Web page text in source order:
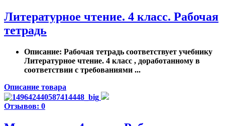
Литературное чтение. 4 класс. Рабочая
тетрадь
Описание: Рабочая тетрадь соответствует учебнику
Литературное чтение. 4 класс , доработанному в
соответствии с требованиями ...
Описание товара
Отзывов: 0